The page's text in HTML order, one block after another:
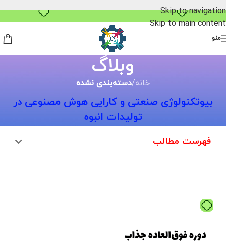
Skip to navigation
Skip to main content
منو
وبلاگ
خانه/دسته‌بندی نشده
بیوتکنولوژی صنعتی و کارایی هوش مصنوعی در
تولیدات انبوه
فهرست مطالب